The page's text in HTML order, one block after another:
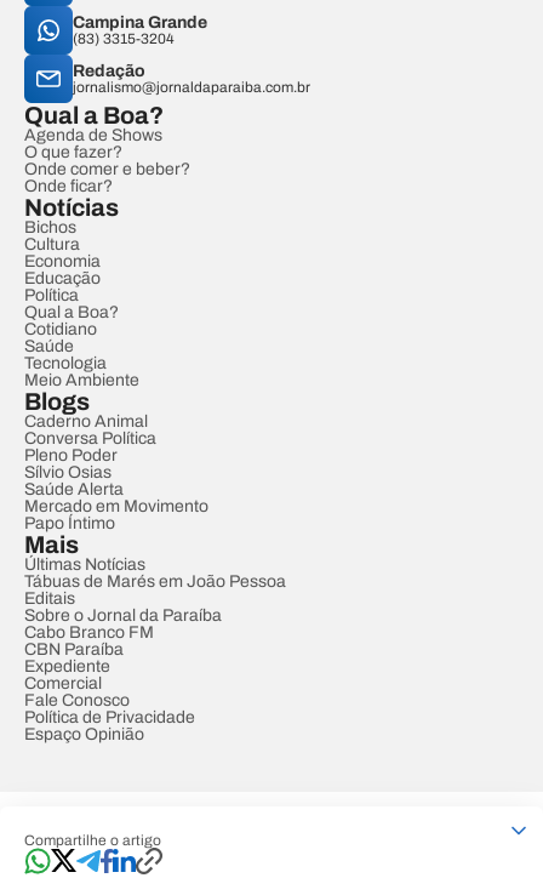
Compartilhe o artigo
Campina Grande
(83) 3315-3204
Redação
jornalismo@jornaldaparaiba.com.br
Qual a Boa?
Agenda de Shows
O que fazer?
Onde comer e beber?
Onde ficar?
Notícias
Bichos
Cultura
Economia
Educação
Política
Qual a Boa?
Cotidiano
Saúde
Tecnologia
Meio Ambiente
Blogs
Caderno Animal
Conversa Política
Pleno Poder
Sílvio Osias
Saúde Alerta
Mercado em Movimento
Papo Íntimo
Mais
Últimas Notícias
Tábuas de Marés em João Pessoa
Editais
Sobre o Jornal da Paraíba
Cabo Branco FM
CBN Paraíba
Expediente
Comercial
Fale Conosco
Política de Privacidade
Espaço Opinião
Developed by Designed by